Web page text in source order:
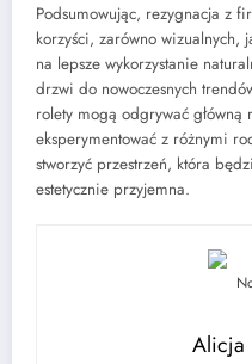
Podsumowując, rezygnacja z
korzyści, zarówno wizualnych,
na lepsze wykorzystanie
drzwi do nowoczesnych
rolety mogą odgrywać
eksperymentować z różnymi
stworzyć przestrzeń, która
estetycznie przyjemna.
Alicja